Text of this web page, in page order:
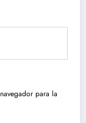
para la